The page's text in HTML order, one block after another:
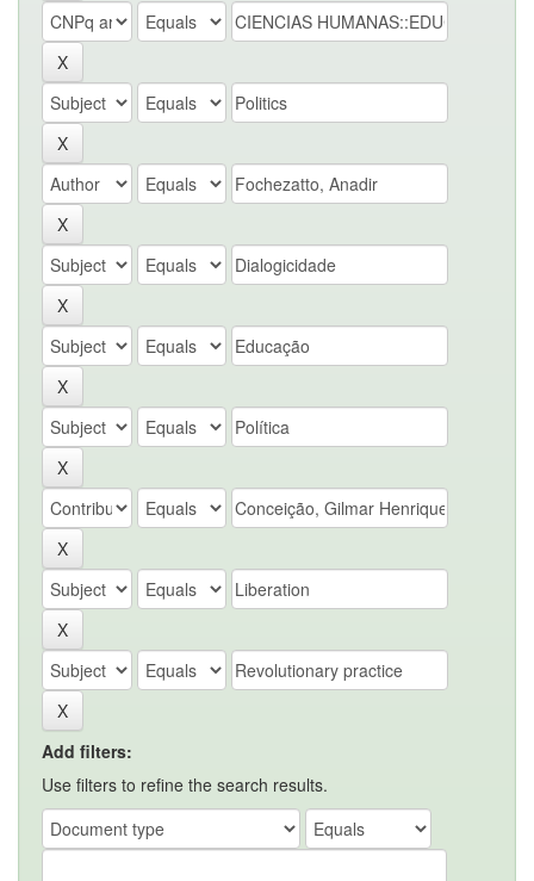
Add filters:
Use filters to refine the search results.